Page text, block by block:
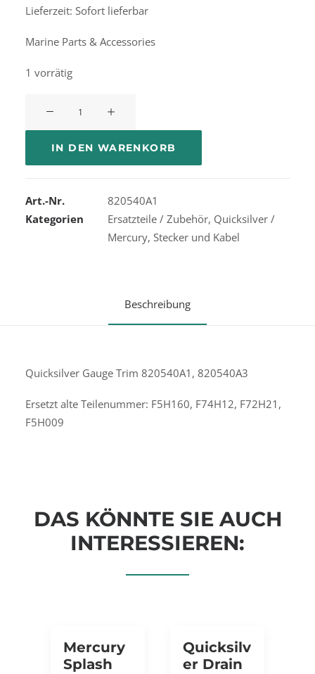
Lieferzeit: Sofort lieferbar
Marine Parts & Accessories
1 vorrätig
IN DEN WARENKORB
Art.-Nr.
820540A1
Kategorien
Ersatzteile / Zubehör, Quicksilver /
Mercury, Stecker und Kabel
Beschreibung
Quicksilver Gauge Trim 820540A1, 820540A3
Ersetzt alte Teilenummer: F5H160, F74H12, F72H21,
F5H009
DAS KÖNNTE SIE AUCH
INTERESSIEREN:
Mercury
Splash
Quicksilv
Er Drain